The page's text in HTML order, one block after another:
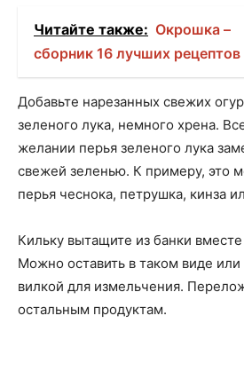
Читайте также: Окрошка –
сборник 16 лучших рецептов
Добавьте нарезанных свежих
зеленого лука, немного хрена.
желании перья зеленого лука
свежей зеленью. К примеру, это
перья чеснока, петрушка, кинза
Кильку вытащите из банки
Можно оставить в таком виде или
вилкой для измельчения.
остальным продуктам.